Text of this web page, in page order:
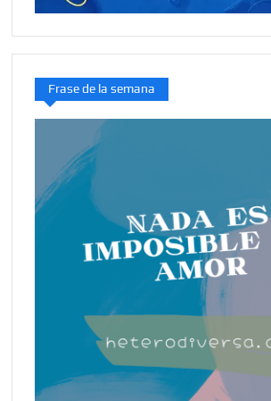
Frase de la semana